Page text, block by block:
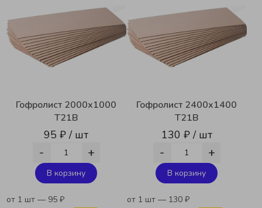
Гофролист 2000х1000
Т21В
95 ₽ / шт
- +
В корзину
от 1 шт — 95 ₽
Гофролист 2400х1400
T21B
130 ₽ / шт
- +
В корзину
от 1 шт — 130 ₽